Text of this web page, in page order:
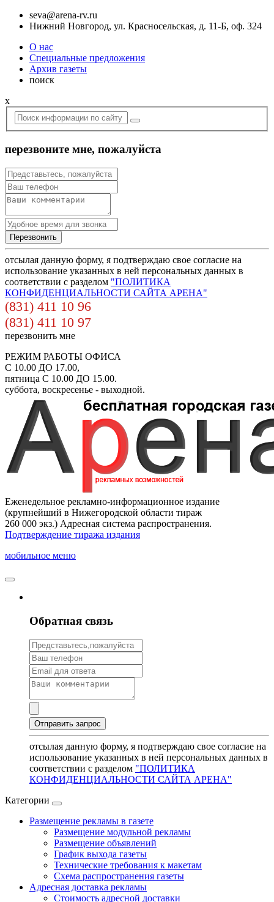
seva@arena-rv.ru
Нижний Новгород, ул. Красносельская, д. 11-Б, оф. 324
О нас
Специальные предложения
Архив газеты
поиск
x
перезвоните мне, пожалуйста
отсылая данную форму, я подтверждаю свое согласие на
использование указанных в ней персональных данных в
соответствии с разделом "ПОЛИТИКА
КОНФИДЕНЦИАЛЬНОСТИ САЙТА АРЕНА"
(831) 411 10 96
(831) 411 10 97
перезвонить мне
РЕЖИМ РАБОТЫ ОФИСА
С 10.00 ДО 17.00,
пятница С 10.00 ДО 15.00.
суббота, воскресенье - выходной.
Еженедельное рекламно-информационное издание
(крупнейший в Нижегородской области тираж
260 000 экз.) Адресная система распространения.
Подтверждение тиража издания
мобильное меню
Обратная связь
отсылая данную форму, я подтверждаю свое согласие на
использование указанных в ней персональных данных в
соответствии с разделом "ПОЛИТИКА
КОНФИДЕНЦИАЛЬНОСТИ САЙТА АРЕНА"
Категории
Размещение рекламы в газете
Размещение модульной рекламы
Размещение объявлений
График выхода газеты
Технические требования к макетам
Схема распространения газеты
Адресная доставка рекламы
Стоимость адресной доставки